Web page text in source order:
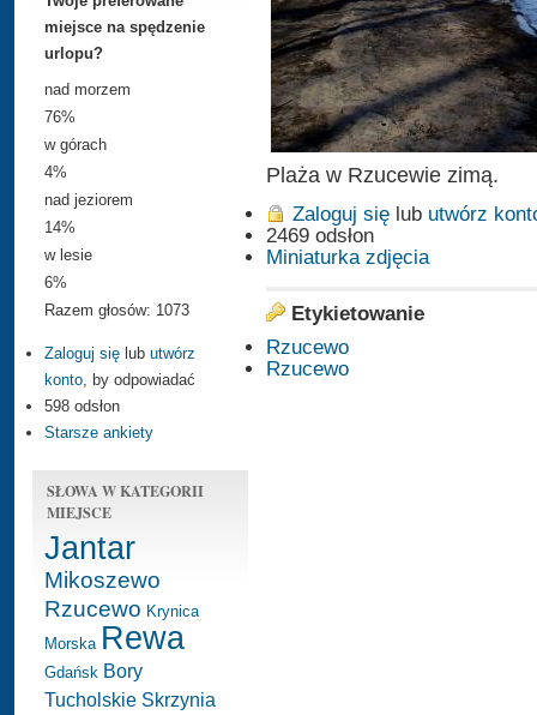
miejsce na spędzenie
urlopu?
nad morzem
76%
w górach
4%
nad jeziorem
14%
w lesie
6%
Razem głosów: 1073
Zaloguj się lub utwórz
konto , by odpowiadać
598 odsłon
Starsze ankiety
SŁOWA W KATEGORII
MIEJSCE
Jantar
Mikoszewo
Rzucewo Krynica
Morska Rewa
Gdańsk Bory
Tucholskie Skrzynia
Plaża w Rzucewie zimą.
Zaloguj się lub utwórz
2469 odsłon
Miniaturka zdjęcia
Etykietowanie
Rzucewo
Rzucewo